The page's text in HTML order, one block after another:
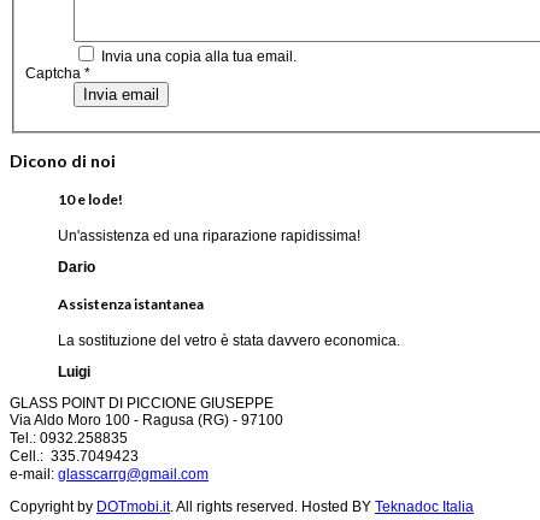
Invia una copia alla tua email.
Captcha *
Invia email
Dicono di noi
10 e lode!
Un'assistenza ed una riparazione rapidissima!
Dario
Assistenza istantanea
La sostituzione del vetro è stata davvero economica.
Luigi
GLASS POINT DI PICCIONE GIUSEPPE
Via Aldo Moro 100 - Ragusa (RG) - 97100
Tel.: 0932.258835
Cell.: 335.7049423
e-mail: glasscarrg@gmail.com
Copyright by DOTmobi.it. All rights reserved. Hosted BY Teknadoc Italia